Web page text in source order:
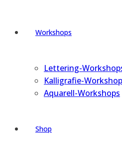
Workshops
Lettering-
Kalligrafie-
Aquarell-Workshops
Shop